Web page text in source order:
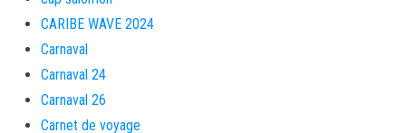
CARIBE WAVE 2024
Carnaval
Carnaval 24
Carnaval 26
Carnet de voyage